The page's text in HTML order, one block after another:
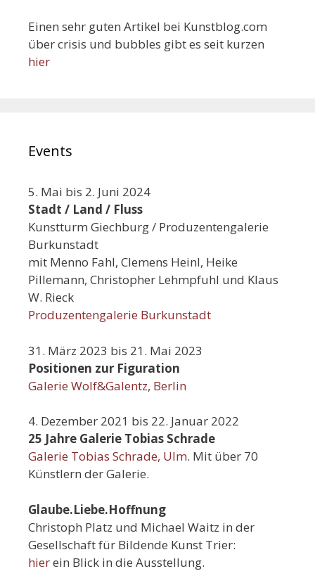
Einen sehr guten Artikel bei Kunstblog.com
über crisis und bubbles gibt es seit kurzen
hier
Events
5. Mai bis 2. Juni 2024
Stadt / Land / Fluss
Kunstturm Giechburg / Produzentengalerie
Burkunstadt
mit Menno Fahl, Clemens Heinl, Heike
Pillemann, Christopher Lehmpfuhl und Klaus
W. Rieck
Produzentengalerie Burkunstadt
31. März 2023 bis 21. Mai 2023
Positionen zur Figuration
Galerie Wolf&Galentz, Berlin
4. Dezember 2021 bis 22. Januar 2022
25 Jahre Galerie Tobias Schrade
Galerie Tobias Schrade, Ulm. Mit über 70
Künstlern der Galerie.
Glaube.Liebe.Hoffnung
Christoph Platz und Michael Waitz in der
Gesellschaft für Bildende Kunst Trier:
hierein Blick in die Ausstellung.